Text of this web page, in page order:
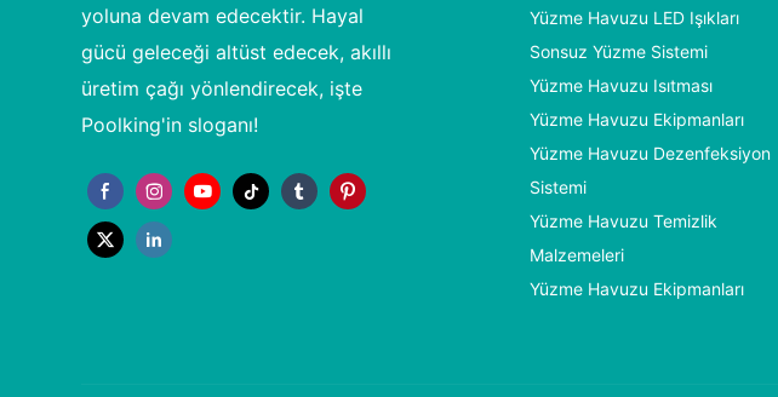
yoluna devam edecektir. Hayal
gücü geleceği altüst edecek, akıllı
üretim çağı yönlendirecek, işte
Poolking'in sloganı!
Yüzme Havuzu LED Işıkları
Sonsuz Yüzme Sistemi
Yüzme Havuzu Isıtması
Yüzme Havuzu Ekipmanları
Yüzme Havuzu Dezenfeksiyon
Sistemi
Yüzme Havuzu Temizlik
Malzemeleri
Yüzme Havuzu Ekipmanları